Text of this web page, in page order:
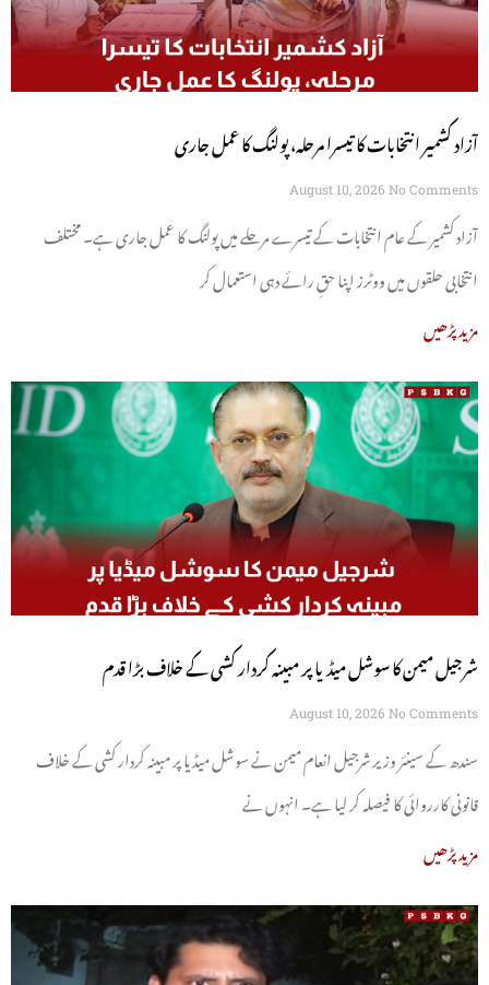
آزاد کشمیر انتخابات کا تیسرا مرحلہ، پولنگ کا عمل جاری
August 10, 2026 No Comments
آزاد کشمیر کے عام انتخابات کے تیسرے مرحلے میں پولنگ کا عمل جاری ہے۔ مختلف
انتخابی حلقوں میں ووٹرز اپنا حقِ رائے دہی استعمال کر
مزید پڑھیں
شرجیل میمن کا سوشل میڈیا پر مبینہ کردار کشی کے خلاف بڑا قدم
August 10, 2026 No Comments
سندھ کے سینئر وزیر شرجیل انعام میمن نے سوشل میڈیا پر مبینہ کردار کشی کے خلاف
قانونی کارروائی کا فیصلہ کر لیا ہے۔ انہوں نے
مزید پڑھیں